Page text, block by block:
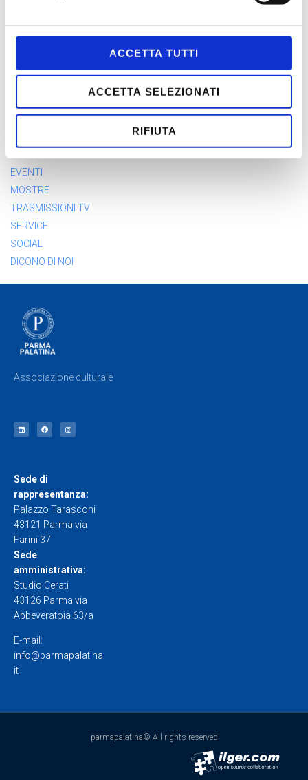
ACCETTA TUTTI
ACCETTA SELEZIONATI
RIFIUTA
MENÙ
SCOPI
EVENTI
MOSTRE
TRASMISSIONI TV
SERVICE
SOCIAL
DICONO DI NOI
Associazione culturale
Sede di
rappresentanza:
Palazzo Tarasconi
43121 Parma via
Farini 37
Sede
amministrativa:
Studio Cerati
43126 Parma via
Abbeveratoia 63/a
E-mail:
info@parmapalatina.
it
parmapalatina© All rights reserved